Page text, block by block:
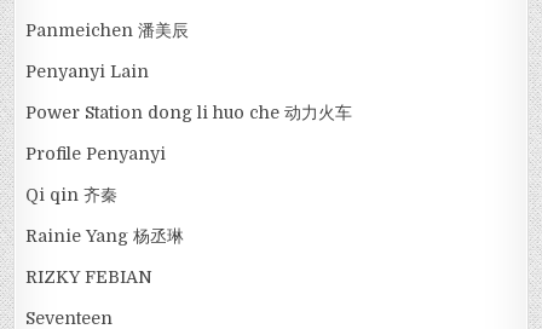
Panmeichen 潘美辰
Penyanyi Lain
Power Station dong li huo che 动力火车
Profile Penyanyi
Qi qin 齐秦
Rainie Yang 杨丞琳
RIZKY FEBIAN
Seventeen